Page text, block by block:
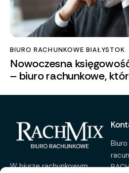
BIURO RACHUNKOWE BIAŁYSTOK
Nowoczesna
– biuro rachunkowe,
W biurze rachunkowym
Biuro